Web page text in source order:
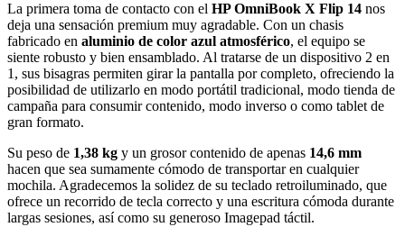
La primera toma de contacto con el HP OmniBook X Flip 14 nos
deja una sensación premium muy agradable. Con un chasis
fabricado en aluminio de color azul atmosférico, el equipo se
siente robusto y bien ensamblado. Al tratarse de un dispositivo 2 en
1, sus bisagras permiten girar la pantalla por completo, ofreciendo la
posibilidad de utilizarlo en modo portátil tradicional, modo tienda de
campaña para consumir contenido, modo inverso o como tablet de
gran formato.
Su peso de 1,38 kg y un grosor contenido de apenas 14,6 mm
hacen que sea sumamente cómodo de transportar en cualquier
mochila. Agradecemos la solidez de su teclado retroiluminado, que
ofrece un recorrido de tecla correcto y una escritura cómoda durante
largas sesiones, así como su generoso Imagepad táctil.